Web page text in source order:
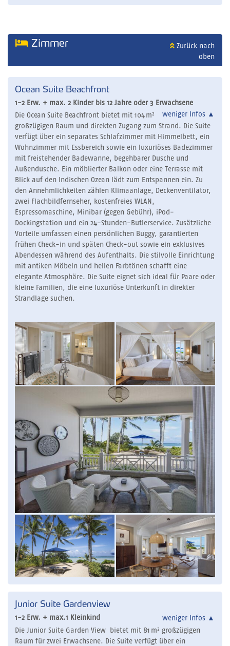
Zimmer
Zurück nach
oben
Ocean Suite Beachfront
1-2 Erw. + max. 2 Kinder bis 12 Jahre oder 3 Erwachsene
weniger Infos ▲
Die Ocean Suite Beachfront bietet mit 104 m²
großzügigen Raum und direkten Zugang zum Strand. Die Suite
verfügt über ein separates Schlafzimmer mit Himmelbett, ein
Wohnzimmer mit Essbereich sowie ein luxuriöses Badezimmer
mit freistehender Badewanne, begehbarer Dusche und
Außendusche. Ein möblierter Balkon oder eine Terrasse mit
Blick auf den Indischen Ozean lädt zum Entspannen ein. Zu
den Annehmlichkeiten zählen Klimaanlage, Deckenventilator,
zwei Flachbildfernseher, kostenfreies WLAN,
Espressomaschine, Minibar (gegen Gebühr), iPod-
Dockingstation und ein 24-Stunden-Butlerservice. Zusätzliche
Vorteile umfassen einen persönlichen Buggy, garantierten
frühen Check-in und späten Check-out sowie ein exklusives
Abendessen während des Aufenthalts. Die stilvolle Einrichtung
mit antiken Möbeln und hellen Farbtönen schafft eine
elegante Atmosphäre. Die Suite eignet sich ideal für Paare oder
kleine Familien, die eine luxuriöse Unterkunft in direkter
Strandlage suchen.
Junior Suite Gardenview
1-2 Erw. + max.1 Kleinkind weniger Infos ▲
Die Junior Suite Garden View bietet mit 81 m² großzügigen
Raum für zwei Erwachsene. Die Suite verfügt über ein